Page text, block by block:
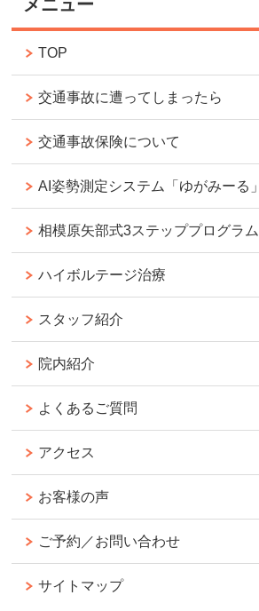
メニュー
TOP
交通事故に遭ってしまったら
交通事故保険について
AI姿勢測定システム「ゆがみーる」
相模原矢部式3ステッププログラム
ハイボルテージ治療
スタッフ紹介
院内紹介
よくあるご質問
アクセス
お客様の声
ご予約／お問い合わせ
サイトマップ